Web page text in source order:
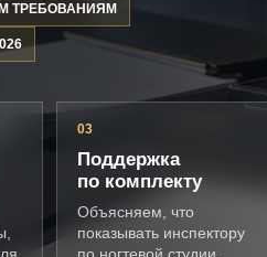
ТРЕБОВАНИЯМ
03
Поддержка
по комплекту
Объясняем, что
показывать инспектору